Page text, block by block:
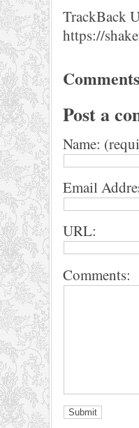
TrackBack
https://
Comments
Post a
Name:
Email
URL:
Comments: